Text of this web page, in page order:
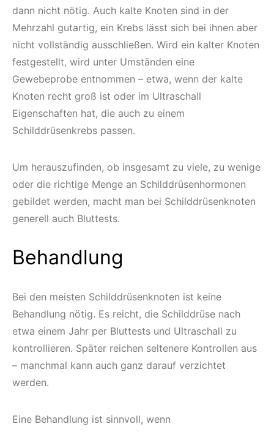
dann nicht nötig. Auch kalte Knoten sind in der
Mehrzahl gutartig, ein Krebs lässt sich bei ihnen aber
nicht vollständig ausschließen. Wird ein kalter Knoten
festgestellt, wird unter Umständen eine
Gewebeprobe entnommen – etwa, wenn der kalte
Knoten recht groß ist oder im Ultraschall
Eigenschaften hat, die auch zu einem
Schilddrüsenkrebs passen.
Um herauszufinden, ob insgesamt zu viele, zu wenige
oder die richtige Menge an Schilddrüsenhormonen
gebildet werden, macht man bei Schilddrüsenknoten
generell auch Bluttests.
Behandlung
Bei den meisten Schilddrüsenknoten ist keine
Behandlung nötig. Es reicht, die Schilddrüse nach
etwa einem Jahr per Bluttests und Ultraschall zu
kontrollieren. Später reichen seltenere Kontrollen aus
– manchmal kann auch ganz darauf verzichtet
werden.
Eine Behandlung ist sinnvoll, wenn